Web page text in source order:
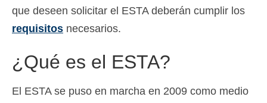
que deseen solicitar el ESTA deberán cumplir los
requisitos necesarios.
¿Qué es el ESTA?
El ESTA se puso en marcha en 2009 como medio